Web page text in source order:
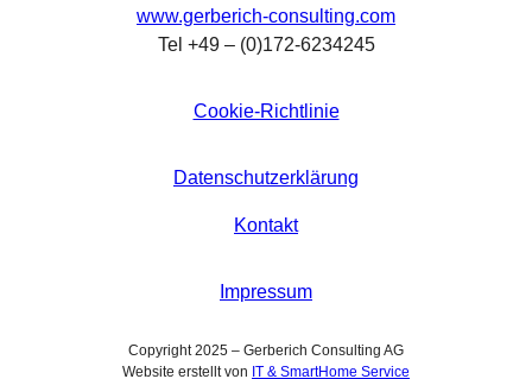
www.gerberich-consulting.com
Tel +49 – (0)172-6234245
Cookie-Richtlinie
Datenschutzerklärung
Kontakt
Impressum
Copyright 2025 – Gerberich Consulting AG
Website erstellt von IT & SmartHome Service